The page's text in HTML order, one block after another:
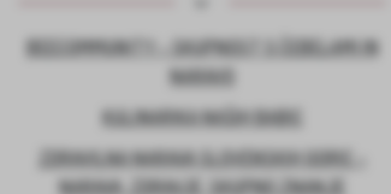
BEECOMMUNITY – SKUPNOST S ČEBELAMI IN
NARAVO
KULINARIKA NAŠIH BABIC
ZDRAVILNA NARAVA SLOVENSKIH GORIC –
NARAVA, ZDRAVJE, SKUPNO ZNANJE